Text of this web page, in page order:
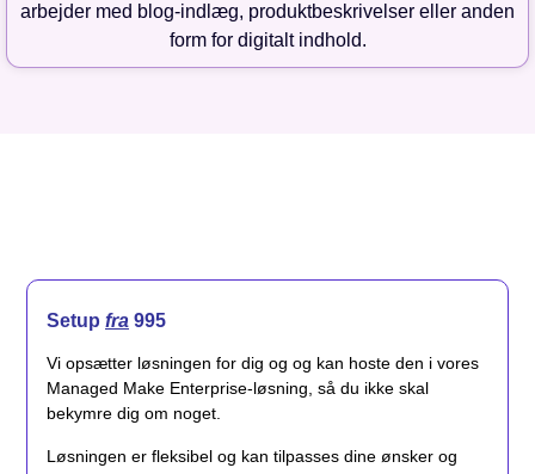
arbejder med blog-indlæg, produktbeskrivelser eller anden
form for digitalt indhold.
Setup fra 995
Vi opsætter løsningen for dig og og kan hoste den i vores
Managed Make Enterprise-løsning, så du ikke skal
bekymre dig om noget.
Løsningen er fleksibel og kan tilpasses dine ønsker og